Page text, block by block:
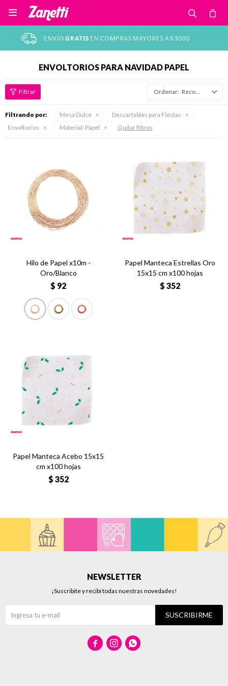

ENVOLTORIOS PARA NAVIDAD PAPEL
Recomendados
Filtrando por: Mesa Dulce
Descartables para Fiestas
Envoltorios
Material: Papel Quitar filtros
Hilo de Papel x10m -
Oro/Blanco
$ 92
Papel Manteca Estrellas Oro
15x15 cm x100 hojas
$ 352
Papel Manteca Acebo 15x15
cm x100 hojas
$ 352
NEWSLETTER
¡Suscribite y recibí todas nuestras novedades!
SUSCRIBIRME
  